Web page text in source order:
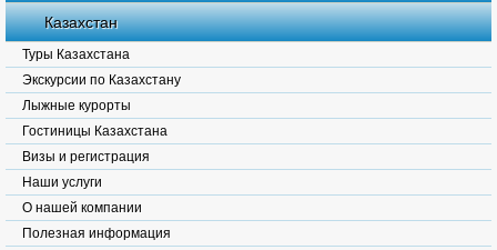
Казахстан
Туры Казахстана
Экскурсии по Казахстану
Лыжные курорты
Гостиницы Казахстана
Визы и регистрация
Наши услуги
О нашей компании
Полезная информация